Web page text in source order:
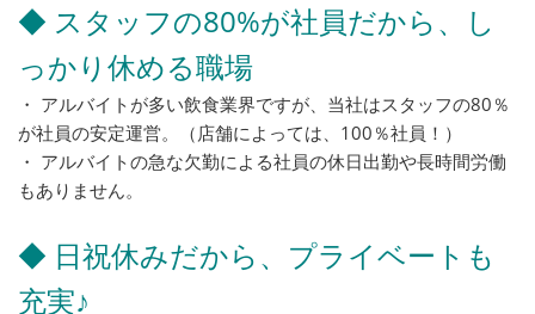
◆ スタッフの80%が社員だから、し
っかり休める職場
・ アルバイトが多い飲食業界ですが、当社はスタッフの80％
が社員の安定運営。（店舗によっては、100％社員！）
・ アルバイトの急な欠勤による社員の休日出勤や長時間労働
もありません。
◆ 日祝休みだから、プライベートも
充実♪